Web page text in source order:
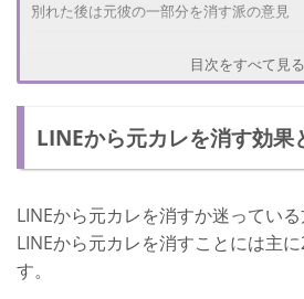
別れた後は元彼の一部分を消す派の意見
さいごに
目次をすべて見る
LINEから元カレを消す効果
LINEから元カレを消すか迷っている
LINEから元カレを消すことには主
す。